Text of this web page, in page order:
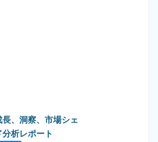
、洞察、市場シェ
析レポート